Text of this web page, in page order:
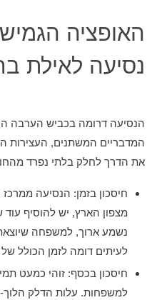
האופציה
נסיעה לאילת
הנסיעה דרומה בכביש הערבה
המדבריים המשתנים, העצירות
את הדרך לחלק בלתי נפרד
חיסכון בזמן:
מצפון הארץ, יש להוסיף
נשמע ארוך, למשפחה
לעיתים דומה לזמן הכולל
חיסכון בכסף: זוהי כמעט
למשפחות.